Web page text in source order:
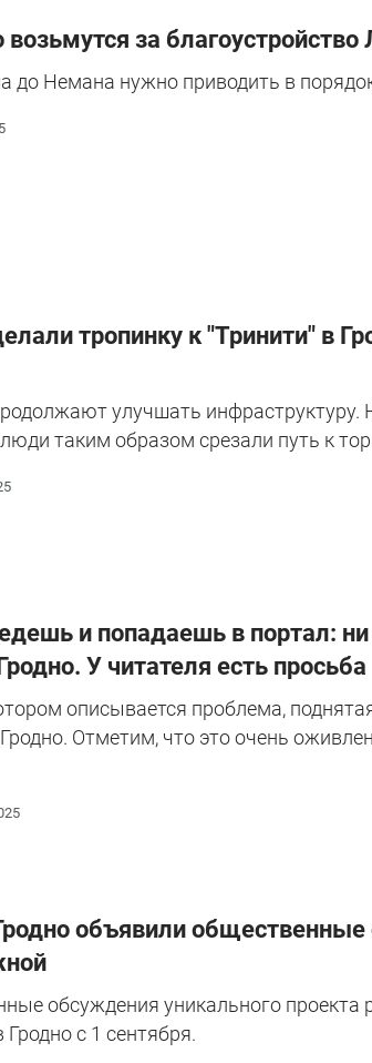
возьмутся за
до Немана нужно приводить в
тропинку к "Тринити" в
улучшать инфраструктуру.
таким образом срезали путь к
и попадаешь в портал: ни
У читателя есть просьба
описывается проблема,
Отметим, что это очень
объявили
обсуждения уникального проекта
Гродно с 1 сентября.